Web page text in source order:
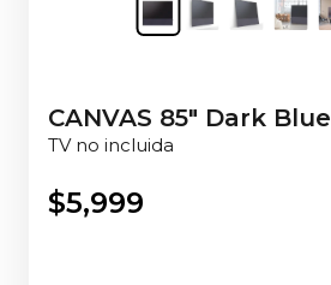
CANVAS 85" Dark Blue
TV no incluida
$5,999